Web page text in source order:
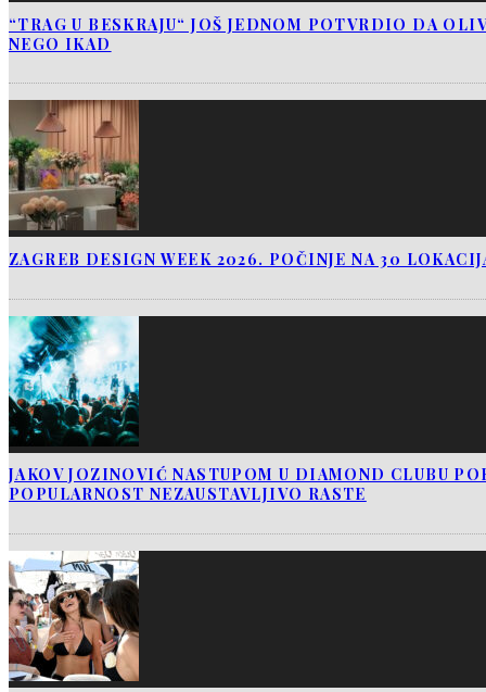
“TRAG U BESKRAJU“ JOŠ JEDNOM POTVRDIO DA
NEGO IKAD
ZAGREB DESIGN WEEK 2026. POČINJE NA 30
JAKOV JOZINOVIĆ NASTUPOM U DIAMOND CLUBU
POPULARNOST NEZAUSTAVLJIVO RASTE